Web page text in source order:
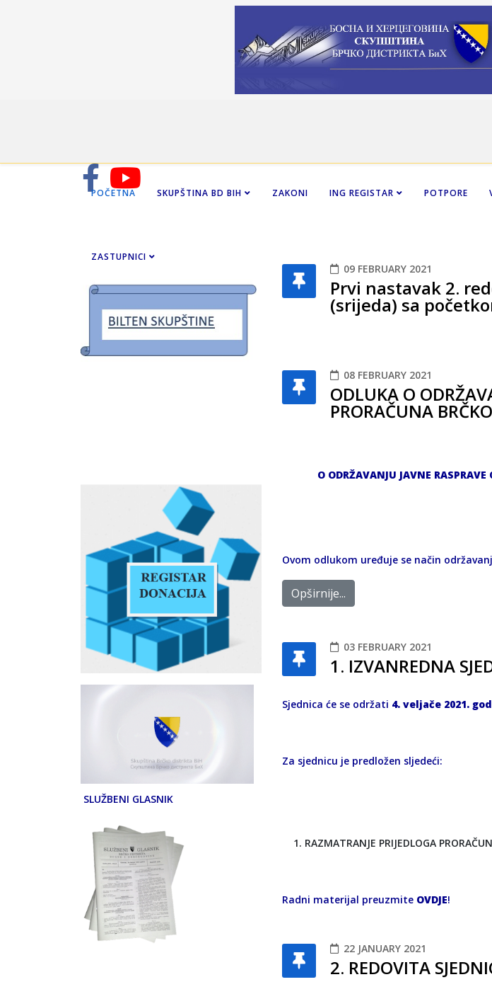
POČETNA SKUPŠTINA BD BIH ZAKONI ING REGISTAR POTPORE
ZASTUPNICI
SLUŽBENI GLASNIK
09 FEBRUARY 2021
Prvi nastavak 2.
(srijeda) sa
08 FEBRUARY 2021
ODLUKA O
PRORAČUNA
O ODRŽAVANJU JAVNE
Ovom odlukom uređuje se način
Opširnije...
03 FEBRUARY 2021
1. IZVANREDNA
Sjednica će se održati 4. veljače 2021.
Za sjednicu je predložen sljedeći:
RAZMATRANJE PRIJEDLOGA
Radni materijal preuzmite OVDJE!
22 JANUARY 2021
2. REDOVITA